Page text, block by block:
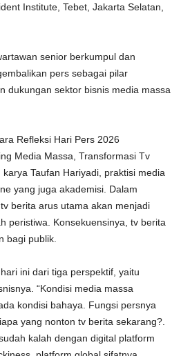
Institute, Tebet, Jakarta Selatan,
senior berkumpul dan
pers sebagai pilar
dukungan sektor bisnis media massa
Refleksi Hari Pers 2026
Media Massa, Transformasi Tv
Taufan Hariyadi, praktisi media
yang juga akademisi. Dalam
berita arus utama akan menjadi
peristiwa. Konsekuensinya, tv berita
bagi publik.
ini dari tiga perspektif, yaitu
“Kondisi media massa
kondisi bahaya. Fungsi persnya
yang nonton tv berita sekarang?.
kalah dengan digital platform